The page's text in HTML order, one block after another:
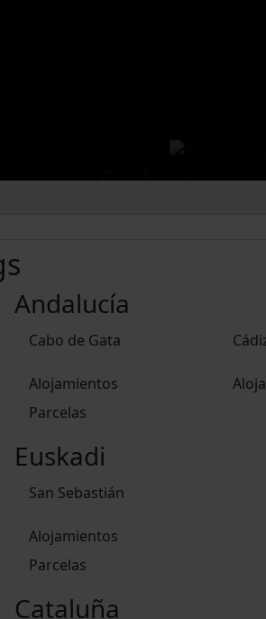
Sobre
Andalucía
Cabo de Gata
Alojamientos
Parcelas
Euskadi
San Sebastián
Alojamientos
Parcelas
Cataluña